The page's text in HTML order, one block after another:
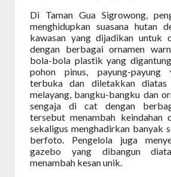
Di Taman Gua Sigrowong,
menghidupkan suasana hutan
kawasan yang dijadikan untuk
dengan berbagai ornamen
bola-bola plastik yang
pohon pinus, payung-payung
terbuka dan diletakkan diatas
melayang, bangku-bangku dan
sengaja di cat dengan
tersebut menambah keindahan
sekaligus menghadirkan banyak
berfoto. Pengelola juga
gazebo yang dibangun
menambah kesan unik.